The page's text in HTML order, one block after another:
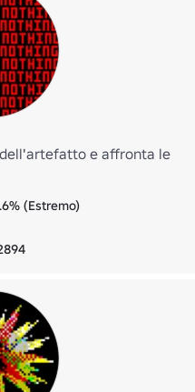
e affronta le
(Estremo)